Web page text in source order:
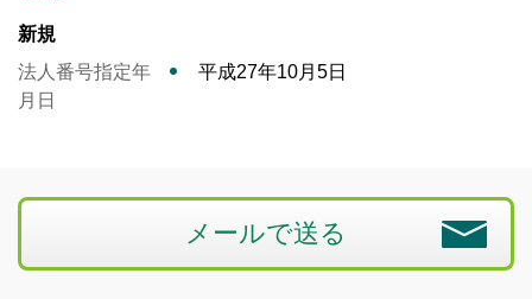
新規
法人番号指定年
月日
平成27年10月5日
メールで送る